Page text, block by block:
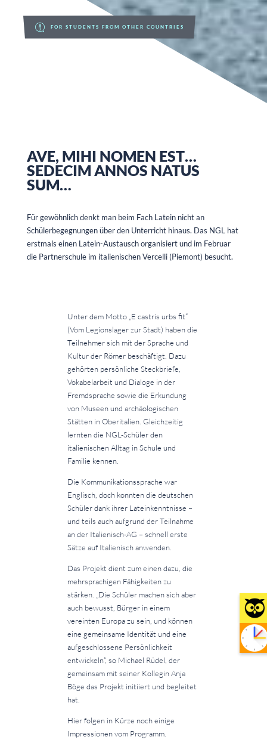
FOR STUDENTS FROM OTHER COUNTRIES
AVE, MIHI NOMEN EST…
SEDECIM ANNOS NATUS
SUM…
Für gewöhnlich denkt man beim Fach Latein nicht an
Schülerbegegnungen über den Unterricht hinaus. Das NGL hat
erstmals einen Latein-Austausch organisiert und im Februar
die Partnerschule im italienischen Vercelli (Piemont) besucht.
Unter dem Motto „E castris urbs fit“
(Vom Legionslager zur Stadt) haben die
Teilnehmer sich mit der Sprache und
Kultur der Römer beschäftigt. Dazu
gehörten persönliche Steckbriefe,
Vokabelarbeit und Dialoge in der
Fremdsprache sowie die Erkundung
von Museen und archäologischen
Stätten in Oberitalien. Gleichzeitig
lernten die NGL-Schüler den
italienischen Alltag in Schule und
Familie kennen.
Die Kommunikationssprache war
Englisch, doch konnten die deutschen
Schüler dank ihrer Lateinkenntnisse –
und teils auch aufgrund der Teilnahme
an der Italienisch-AG – schnell erste
Sätze auf Italienisch anwenden.
Das Projekt dient zum einen dazu, die
mehrsprachigen Fähigkeiten zu
stärken. „Die Schüler machen sich aber
auch bewusst, Bürger in einem
vereinten Europa zu sein, und können
eine gemeinsame Identität und eine
aufgeschlossene Persönlichkeit
entwickeln“, so Michael Rüdel, der
gemeinsam mit seiner Kollegin Anja
Böge das Projekt initiiert und begleitet
hat.
Hier folgen in Kürze noch einige
Impressionen vom Programm.